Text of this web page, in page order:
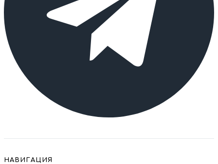
НАВИГАЦИЯ